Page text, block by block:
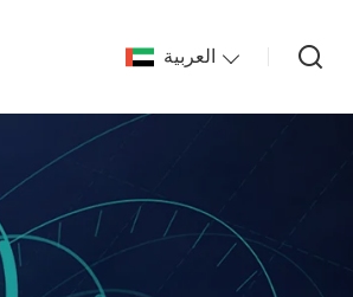
العربية